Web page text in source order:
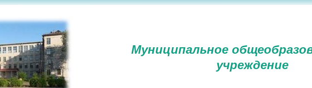
Муниципальное
учреждение